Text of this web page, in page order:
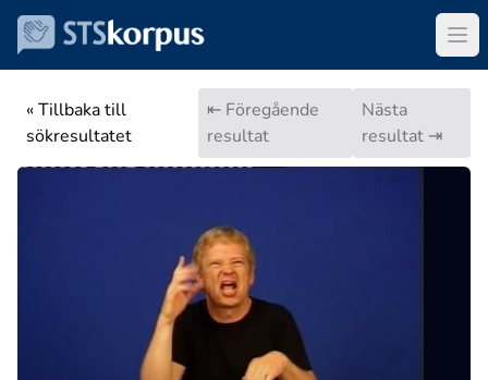
« Tillbaka till
sökresultatet
⇤ Föregående
resultat
Nästa
resultat ⇥